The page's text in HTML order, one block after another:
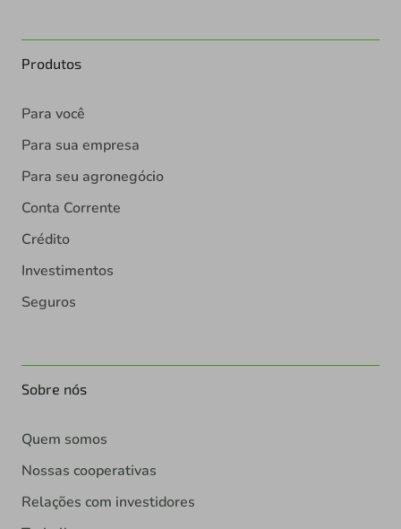
Produtos
Para você
Para sua empresa
Para seu agronegócio
Conta Corrente
Crédito
Investimentos
Seguros
Sobre nós
Quem somos
Nossas cooperativas
Relações com investidores